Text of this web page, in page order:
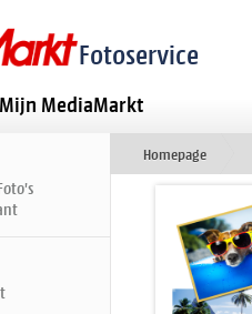
Fotoservice
Mijn MediaMarkt
Homepage